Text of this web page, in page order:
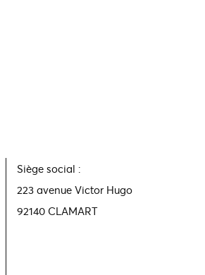
Siège social :
223 avenue Victor Hugo
92140 CLAMART